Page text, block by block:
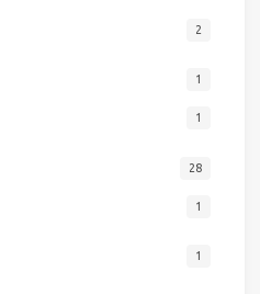
2
1
1
28
1
1